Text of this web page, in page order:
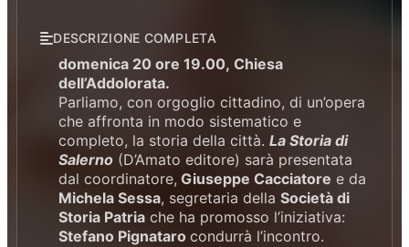
DESCRIZIONE COMPLETA
domenica 20 ore 19.00, Chiesa
dell’Addolorata.
Parliamo, con orgoglio cittadino, di un’opera
che affronta in modo sistematico e
completo, la storia della città. La Storia di
Salerno (D’Amato editore) sarà presentata
dal coordinatore, Giuseppe Cacciatore e da
Michela Sessa, segretaria della Società di
Storia Patria che ha promosso l’iniziativa:
Stefano Pignataro condurrà l’incontro.